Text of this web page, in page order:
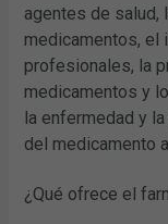
agentes de salud,
medicamentos,
profesionales, la
medicamentos y
la enfermedad y
del medicamento
¿Qué ofrece el